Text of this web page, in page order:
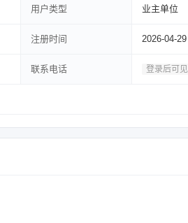
用户类型 业主单位
注册时间 2026-04-29
联系电话 登录后可见